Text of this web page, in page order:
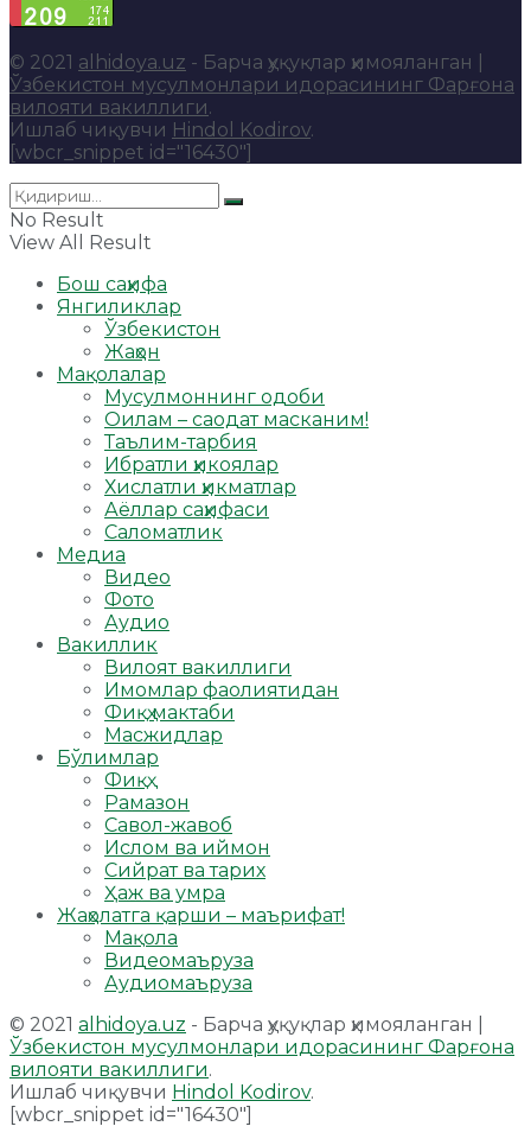
© 2021 alhidoya.uz - Барча ҳуқуқлар ҳимояланган |
Ўзбекистон мусулмонлари идорасининг Фарғона
вилояти вакиллиги.
Ишлаб чиқувчи Hindol Kodirov.
[wbcr_snippet id="16430"]
No Result
View All Result
Бош саҳифа
Янгиликлар
Ўзбекистон
Жаҳон
Мақолалар
Мусулмоннинг одоби
Оилам – саодат масканим!
Таълим-тарбия
Ибратли ҳикоялар
Хислатли ҳикматлар
Аёллар саҳифаси
Саломатлик
Медиа
Видео
Фото
Аудио
Вакиллик
Вилоят вакиллиги
Имомлар фаолиятидан
Фиқҳ мактаби
Масжидлар
Бўлимлар
Фиқҳ
Рамазон
Савол-жавоб
Ислом ва иймон
Сийрат ва тарих
Ҳаж ва умра
Жаҳолатга қарши – маърифат!
Мақола
Видеомаъруза
Аудиомаъруза
© 2021 alhidoya.uz - Барча ҳуқуқлар ҳимояланган |
Ўзбекистон мусулмонлари идорасининг Фарғона
вилояти вакиллиги.
Ишлаб чиқувчи Hindol Kodirov.
[wbcr_snippet id="16430"]